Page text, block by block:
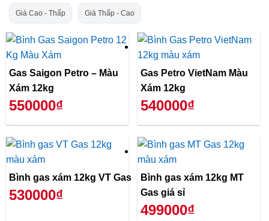
Giá Cao - Thấp Giá Thấp - Cao
Gas Saigon Petro – Màu
Xám 12kg
550000₫
Gas Petro VietNam Màu
Xám 12kg
540000₫
Bình gas xám 12kg VT Gas
530000₫
Bình gas xám 12kg MT
Gas giá sỉ
499000₫